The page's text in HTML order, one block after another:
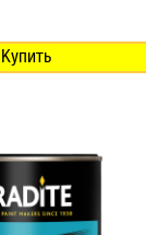
Купить